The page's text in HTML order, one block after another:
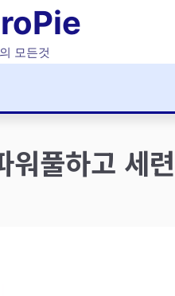
모든것
풀하고 세